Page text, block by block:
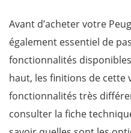
Avant d’acheter votre
également essentiel de
fonctionnalités
haut, les finitions de cette
fonctionnalités très
consulter la fiche